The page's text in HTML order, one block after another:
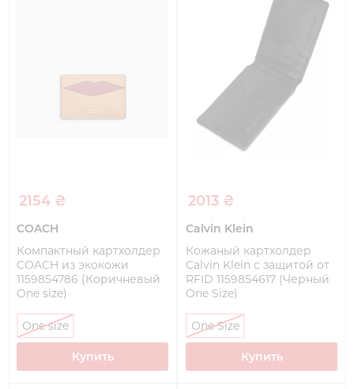
2154 ₴
COACH
Компактный картхолдер
COACH из экокожи
1159854786 (Коричневый
One size)
One size
Купить
2013 ₴
Calvin Klein
Кожаный картхолдер
Calvin Klein с защитой от
RFID 1159854617 (Черный
One Size)
One Size
Купить